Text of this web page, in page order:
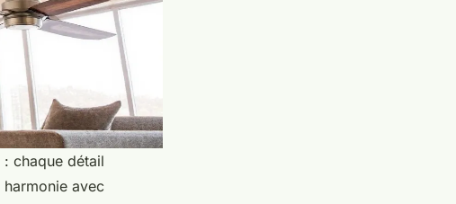
chaque détail
harmonie avec